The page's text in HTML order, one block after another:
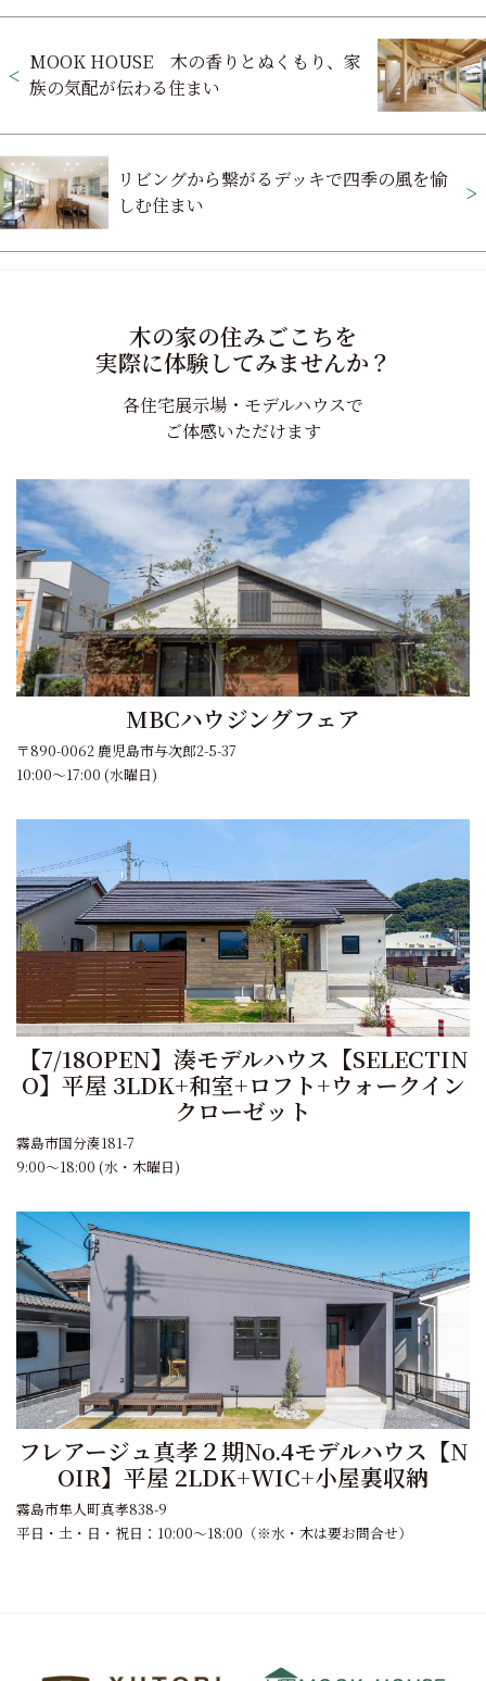
稿
ビ
ゲ
ー
MOOK HOUSE 木の香りとぬくもり、家
族の気配が伝わる住まい
リビングから繋がるデッキで四季の風を愉
しむ住まい
木の家の住みごこちを
実際に体験してみませんか？
各住宅展示場・モデルハウスで
ご体感いただけます
MBCハウジングフェア
〒890-0062 鹿児島市与次郎2-5-37
10:00～17:00 (水曜日)
【7/18OPEN】湊モデルハウス【SELECTIN
O】平屋 3LDK+和室+ロフト+ウォークイン
クローゼット
霧島市国分湊181-7
9:00～18:00 (水・木曜日)
フレアージュ真孝２期No.4モデルハウス【N
OIR】平屋 2LDK+WIC+小屋裏収納
霧島市隼人町真孝838-9
平日・土・日・祝日：10:00～18:00（※水・木は要お問合せ）